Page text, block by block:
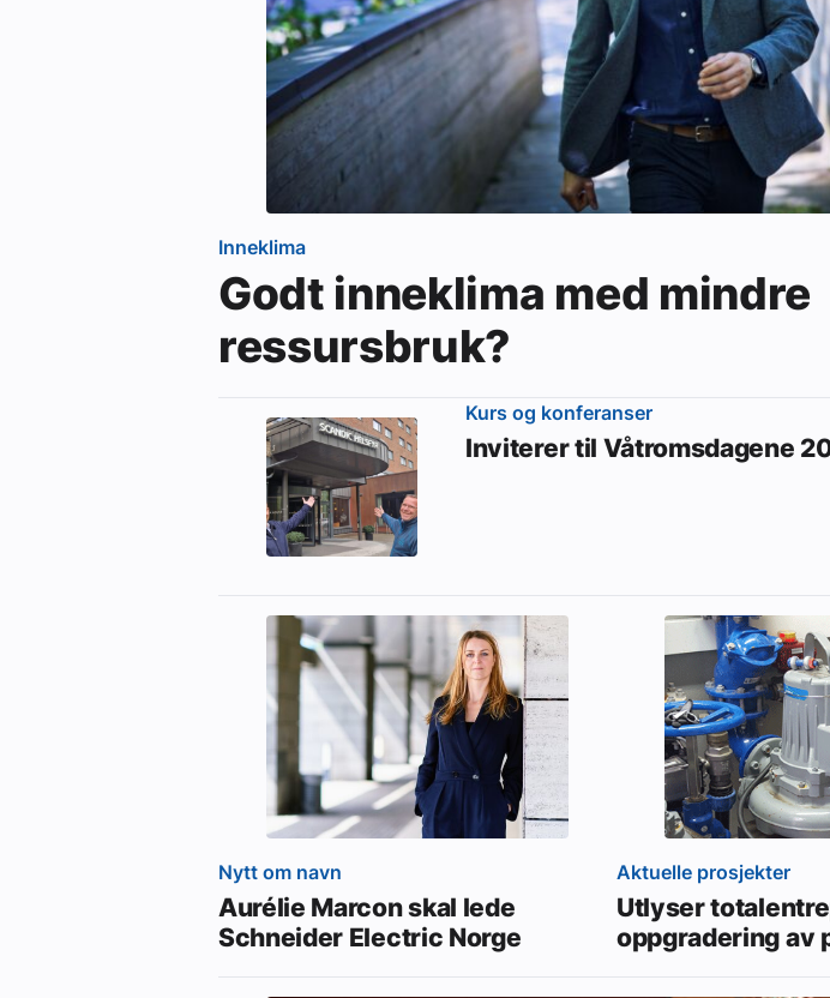
Inneklima
Godt inneklima med mindre
ressursbruk?
Kurs og konferanser
Inviterer til Våtromsdagene
Nytt om navn
Aurélie Marcon skal lede
Schneider Electric Norge
Aktuelle prosjekter
Utlyser
oppgradering av